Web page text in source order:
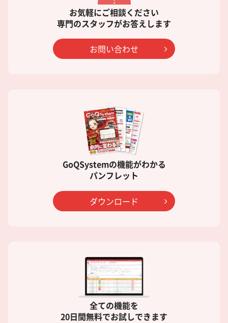
お気軽にご相談ください
専門のスタッフがお答えします
お問い合わせ
GoQSystemの機能がわかる
パンフレット
ダウンロード
全ての機能を
20日間無料でお試しできます